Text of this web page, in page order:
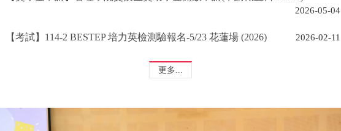
2026-05-04
【考試】114-2 BESTEP 培力英檢測驗報名-5/23 花蓮場 (2026) 2026-02-11
更多...